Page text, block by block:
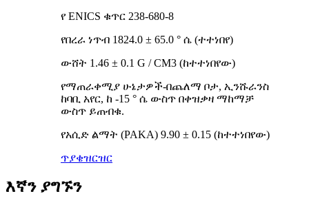
የ ENICS ቁጥር 238-680-8
የበረራ ነጥብ 1824.0 ± 65.0 ° ሴ (ተተነበየ)
ውሸት 1.46 ± 0.1 G / CM3 (ከተተነበየው)
የማጠራቀሚያ ሁኔታዎች-በጨለማ ቦታ, ኢንሹራንስ
ከባቢ አየር, ከ -15 ° ሴ ውስጥ በቀዝቃዛ ማከማቻ
ውስጥ ይጠብቁ.
የአሲድ ልማት (PAKA) 9.90 ± 0.15 (ከተተነበየው)
ጥያቄዝርዝር
እኛን ያግኙን